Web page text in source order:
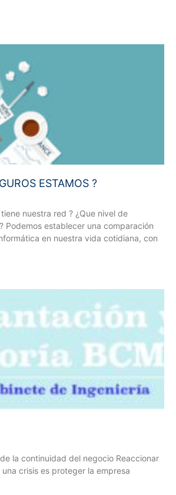
ESTAMOS ?
nuestra red ? ¿Que nivel de
Podemos establecer una comparación
en nuestra vida cotidiana, con
la continuidad del negocio Reaccionar
crisis es proteger la empresa